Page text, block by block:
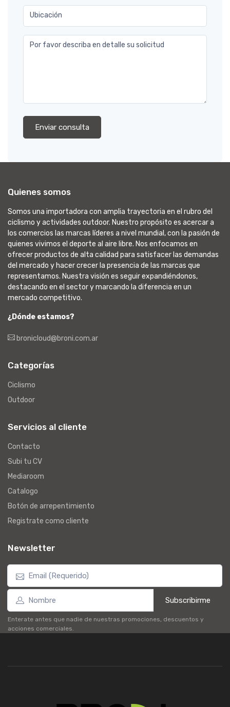
Ubicación
Por favor describa en detalle su solicitud
Enviar consulta
Quienes somos
Somos una importadora con amplia trayectoria en el rubro del
ciclismo y actividades outdoor. Nuestro propósito es acercar a
los comercios las marcas líderes a nivel mundial, con la pasión de
quienes vivimos el deporte al aire libre. Nos enfocamos en
ofrecer productos de alta calidad para satisfacer las demandas
del mercado y hacer crecer la presencia de las marcas que
representamos. Nuestra visión es seguir expandiéndonos,
destacando en el sector y marcando la diferencia en un
mercado competitivo.
¿Dónde estamos?
bronicloud@broni.com.ar
Categorías
Ciclismo
Outdoor
Servicios al cliente
Contacto
Subi tu CV
Mediaroom
Catalogo
Botón de arrepentimiento
Registrate como cliente
Newsletter
Subscribirme
Enterate antes que nadie de nuestras promociones, descuentos y
acciones comerciales.